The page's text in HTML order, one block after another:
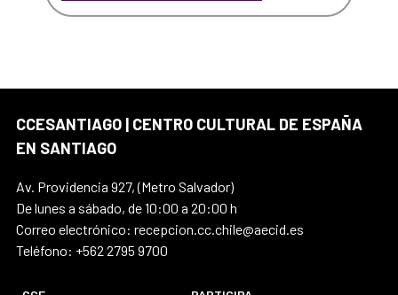
CCESANTIAGO | CENTRO CULTURAL DE ESPAÑA
EN SANTIAGO
Av. Providencia 927, (Metro Salvador)
De lunes a sábado, de 10:00 a 20:00 h
Correo electrónico: recepcion.cc.chile@aecid.es
Teléfono: +562 2795 9700